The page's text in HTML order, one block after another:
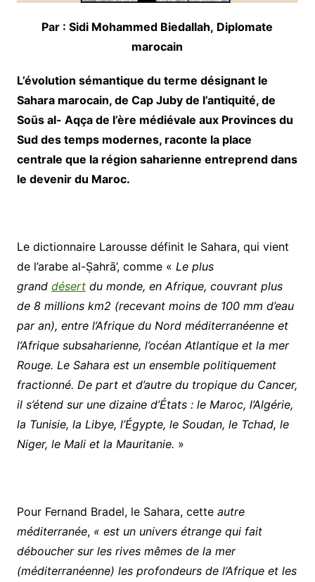
Par : Sidi Mohammed Biedallah, Diplomate
marocain
L’évolution sémantique du terme désignant le
Sahara marocain, de Cap Juby de l’antiquité, de
Soūs al- Aqça de l’ère médiévale aux Provinces du
Sud des temps modernes, raconte la place
centrale que la région saharienne entreprend dans
le devenir du Maroc.
Le dictionnaire Larousse définit le Sahara, qui vient
de l’arabe al-Ṣahrā’, comme « Le plus
grand désertdu monde, en Afrique, couvrant plus
de 8 millions km2 (recevant moins de 100 mm d’eau
par an), entre l’Afrique du Nord méditerranéenne et
l’Afrique subsaharienne, l’océan Atlantique et la mer
Rouge. Le Sahara est un ensemble politiquement
fractionné. De part et d’autre du tropique du Cancer,
il s’étend sur une dizaine d’États : le Maroc, l’Algérie,
la Tunisie, la Libye, l’Égypte, le Soudan, le Tchad, le
Niger, le Mali et la Mauritanie. »
Pour Fernand Bradel, le Sahara, cetteautre
méditerranée, « est un univers étrange qui fait
déboucher sur les rives mêmes de la mer
(méditerranéenne) les profondeurs de l’Afrique et les